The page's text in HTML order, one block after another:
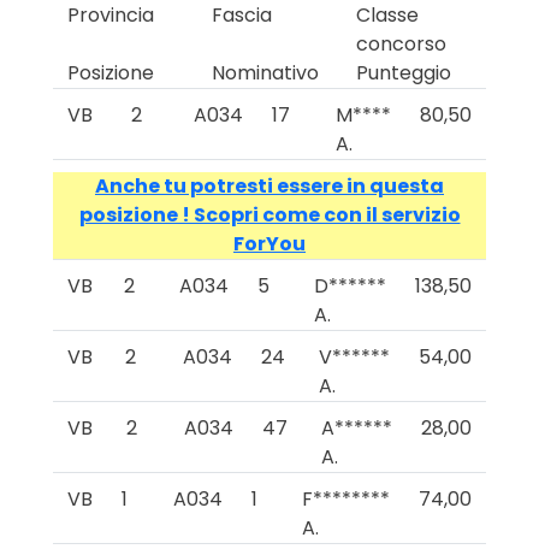
Provincia
Fascia
Classe
concorso
Posizione
Nominativo
Punteggio
VB
2 A034 17
M****
A.
80,50
Anche tu potresti essere in questa
posizione ! Scopri come con il servizio
ForYou
VB
2 A034 5
D******
A.
138,50
VB 2 A034 24
V******
A.
54,00
VB 2 A034 47
A******
A.
28,00
VB 1 A034 1
F********
A.
74,00